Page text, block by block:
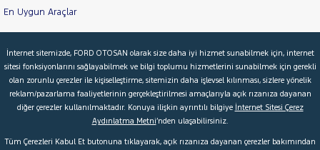
En Uygun Araçlar
İkinci El Garanti
Kampanyalar
Kredi Hesaplama & Başvuru
İnternet sitemizde, FORD OTOSAN olarak size daha iyi hizmet sunabilmek için, internet
sitesi fonksiyonlarını sağlayabilmek ve bilgi toplumu hizmetlerini sunabilmek için gerekli
olan zorunlu çerezler ile kişiselleştirme, sitemizin daha işlevsel kılınması, sizlere yönelik
reklam/pazarlama faaliyetlerinin gerçekleştirilmesi amaçlarıyla açık rızanıza dayanan
diğer çerezler kullanılmaktadır. Konuya ilişkin ayrıntılı bilgiye İnternet Sitesi Çerez
Aydınlatma Metni’nden ulaşabilirsiniz.
Tüm Çerezleri Kabul Et butonuna tıklayarak, açık rızanıza dayanan çerezler bakımından